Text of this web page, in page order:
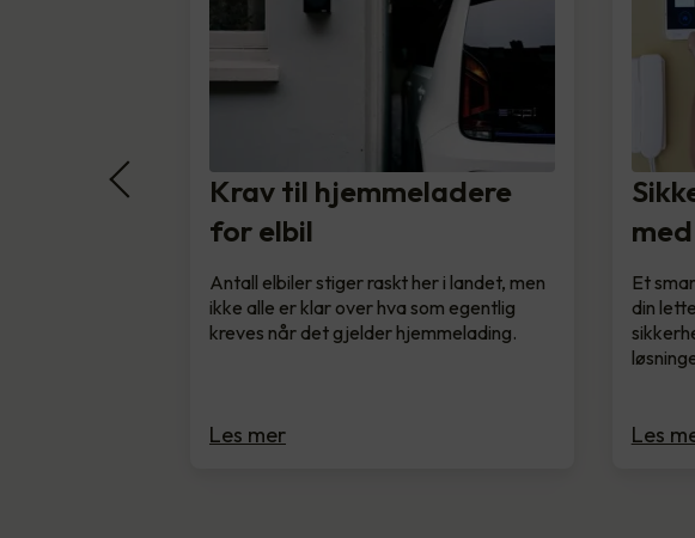
Krav til hjemmeladere
for elbil
Antall elbiler stiger raskt her i landet, men
ikke alle er klar over hva som egentlig
kreves når det gjelder hjemmelading.
Les mer
Et
din
Les